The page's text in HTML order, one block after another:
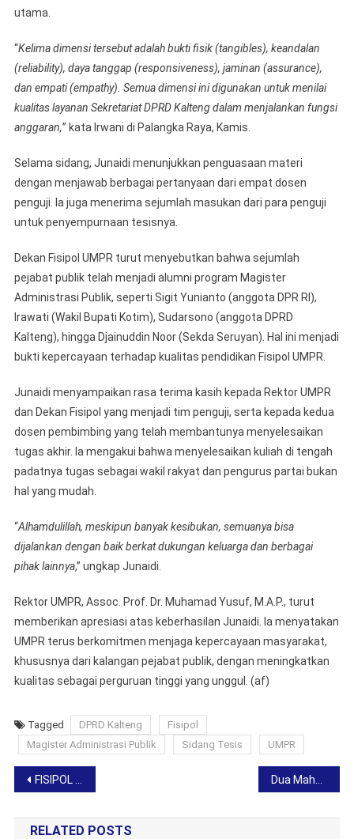
utama.
“Kelima dimensi tersebut adalah bukti fisik (tangibles), keandalan
(reliability), daya tanggap (responsiveness), jaminan (assurance),
dan empati (empathy). Semua dimensi ini digunakan untuk menilai
kualitas layanan Sekretariat DPRD Kalteng dalam menjalankan fungsi
anggaran,” kata Irwani di Palangka Raya, Kamis.
Selama sidang, Junaidi menunjukkan penguasaan materi
dengan menjawab berbagai pertanyaan dari empat dosen
penguji. Ia juga menerima sejumlah masukan dari para penguji
untuk penyempurnaan tesisnya.
Dekan Fisipol UMPR turut menyebutkan bahwa sejumlah
pejabat publik telah menjadi alumni program Magister
Administrasi Publik, seperti Sigit Yunianto (anggota DPR RI),
Irawati (Wakil Bupati Kotim), Sudarsono (anggota DPRD
Kalteng), hingga Djainuddin Noor (Sekda Seruyan). Hal ini menjadi
bukti kepercayaan terhadap kualitas pendidikan Fisipol UMPR.
Junaidi menyampaikan rasa terima kasih kepada Rektor UMPR
dan Dekan Fisipol yang menjadi tim penguji, serta kepada kedua
dosen pembimbing yang telah membantunya menyelesaikan
tugas akhir. Ia mengakui bahwa menyelesaikan kuliah di tengah
padatnya tugas sebagai wakil rakyat dan pengurus partai bukan
hal yang mudah.
“Alhamdulillah, meskipun banyak kesibukan, semuanya bisa
dijalankan dengan baik berkat dukungan keluarga dan berbagai
pihak lainnya,” ungkap Junaidi.
Rektor UMPR, Assoc. Prof. Dr. Muhamad Yusuf, M.A.P., turut
memberikan apresiasi atas keberhasilan Junaidi. Ia menyatakan
UMPR terus berkomitmen menjaga kepercayaan masyarakat,
khususnya dari kalangan pejabat publik, dengan meningkatkan
kualitas sebagai perguruan tinggi yang unggul. (af)
Tagged DPRD Kalteng
Fisipol
Magister Administrasi Publik
Sidang Tesis UMPR
Post
navigation
FISIPOL UMPR Ikut Meriahkan Pawai 1 Muharram 1447 H Bersama Pemprov Kalteng
RELATED POSTS